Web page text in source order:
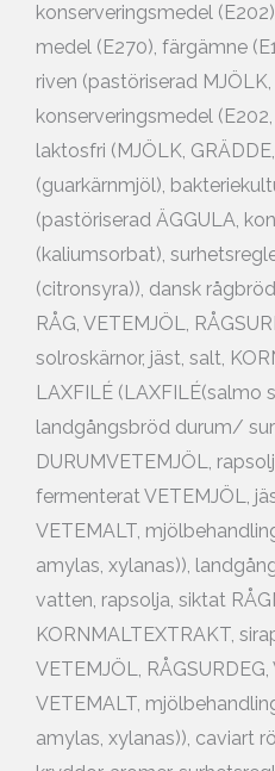
konserveringsmedel
medel (E270), färgämne
riven (pastöriserad
konserveringsmedel
laktosfri (MJÖLK,
(guarkärnmjöl),
(pastöriserad ÄGGULA,
(kaliumsorbat),
(citronsyra)), dansk
RÅG, VETEMJÖL,
solroskärnor, jäst, salt,
LAXFILÉ (LAXFILÉ(salmo
landgångsbröd durum/
DURUMVETEMJÖL,
fermenterat VETEMJÖL,
VETEMALT,
amylas, xylanas)),
vatten, rapsolja, siktat
KORNMALTEXTRAKT,
VETEMJÖL,
VETEMALT,
amylas, xylanas)), caviart